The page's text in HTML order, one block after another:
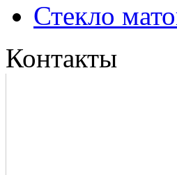
Стекло
Контакты